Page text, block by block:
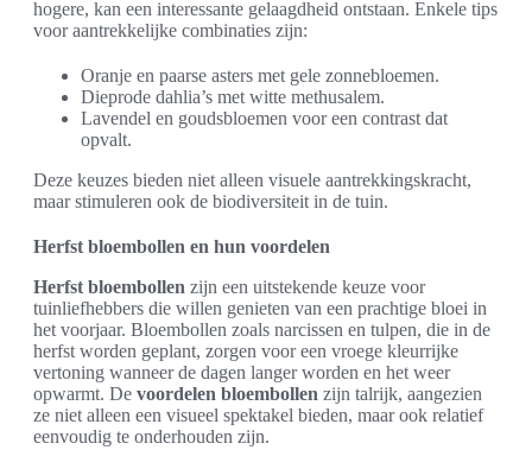
hogere, kan een interessante gelaagdheid ontstaan. Enkele tips
voor aantrekkelijke combinaties zijn:
Oranje en paarse asters met gele zonnebloemen.
Dieprode dahlia’s met witte methusalem.
Lavendel en goudsbloemen voor een contrast dat
opvalt.
Deze keuzes bieden niet alleen visuele aantrekkingskracht,
maar stimuleren ook de biodiversiteit in de tuin.
Herfst bloembollen en hun voordelen
Herfst bloembollen zijn een uitstekende keuze voor
tuinliefhebbers die willen genieten van een prachtige bloei in
het voorjaar. Bloembollen zoals narcissen en tulpen, die in de
herfst worden geplant, zorgen voor een vroege kleurrijke
vertoning wanneer de dagen langer worden en het weer
opwarmt. De voordelen bloembollen zijn talrijk, aangezien
ze niet alleen een visueel spektakel bieden, maar ook relatief
eenvoudig te onderhouden zijn.